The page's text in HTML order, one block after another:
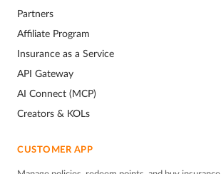
Partners
Affiliate Program
Insurance as a Service
API Gateway
AI Connect (MCP)
Creators & KOLs
CUSTOMER APP